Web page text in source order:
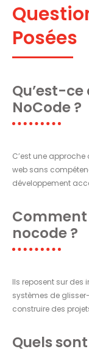
Posées
Qu’est-
NoCode ?
C’est une
web sans
développement
nocode ?
Ils reposent sur des
systèmes de
construire des
Quels